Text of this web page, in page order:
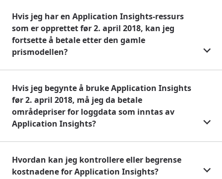
Hvis jeg har en Application Insights-ressurs
som er opprettet før 2. april 2018, kan jeg
fortsette å betale etter den gamle
prismodellen?
Hvis jeg begynte å bruke Application Insights
før 2. april 2018, må jeg da betale
områdepriser for loggdata som inntas av
Application Insights?
Hvordan kan jeg kontrollere eller begrense
kostnadene for Application Insights?